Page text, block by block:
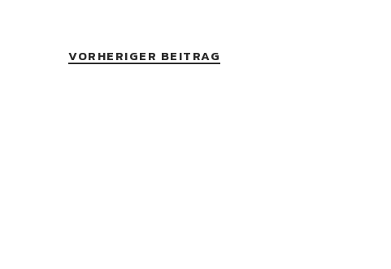
VORHERIGER BEITRAG